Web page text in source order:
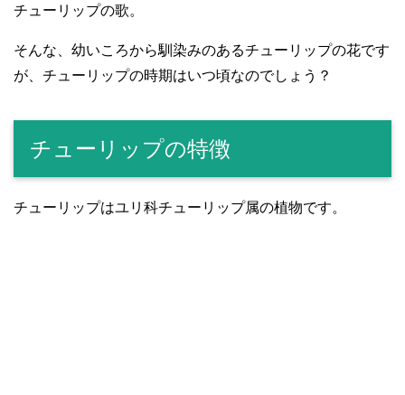
チューリップの歌。
そんな、幼いころから馴染みのあるチューリップの花です
が、チューリップの時期はいつ頃なのでしょう？
チューリップの特徴
チューリップはユリ科チューリップ属の植物です。